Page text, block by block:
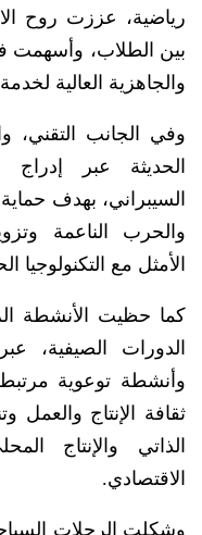
رياضية، عززت روح
بين الطلاب، وأسهمت في
والجاهزية العالية
وفي الجانب التقني،
الحديثة عبر إدراج
السيبراني، بهدف
والحرب الناعمة
الأمثل مع التكنولوجيا
كما حظيت الأنشطة
الدورات الصيفية،
وأنشطة توعوية
ثقافة الإنتاج والعمل
الذاتي والإنتاج
الاقتصادي.
وشكلت الرحلات